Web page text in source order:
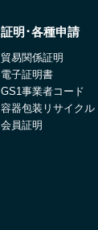
証明･各種申請
貿易関係証明
電子証明書
GS1事業者コード
容器包装リサイクル
会員証明